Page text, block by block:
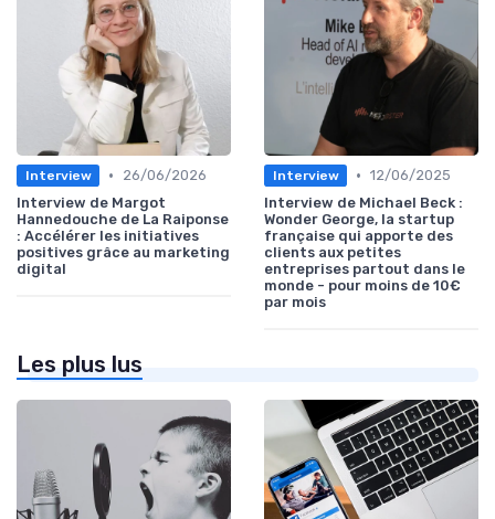
Interview •
26/06/2026
Interview de Margot
Hannedouche de La Raiponse
: Accélérer les initiatives
positives grâce au marketing
digital
Interview • 12/06/2025
Interview de Michael Beck :
Wonder George, la startup
française qui apporte des
clients aux petites
entreprises partout dans le
monde - pour moins de 10€
par mois
Les plus lus